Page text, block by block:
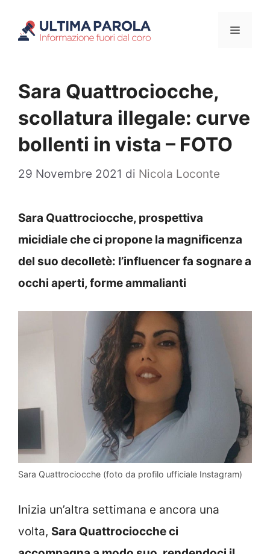
Menu
Sara Quattrociocche,
scollatura illegale: curve
bollenti in vista – FOTO
29 Novembre 2021 di Nicola Loconte
Sara Quattrociocche, prospettiva
micidiale che ci propone la magnificenza
del suo decolletè: l’influencer fa sognare a
occhi aperti, forme ammalianti
Sara Quattrociocche (foto da profilo ufficiale Instagram)
Inizia un’altra settimana e ancora una
volta, Sara Quattrociocche ci